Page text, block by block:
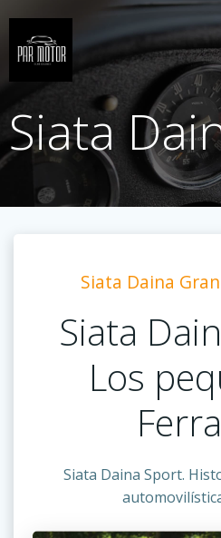
Siata
Siata Daina
Siata
Los
Siata Daina Sport.